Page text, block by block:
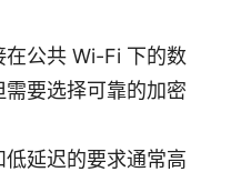
公共 Wi-Fi 下的数
要选择可靠的加密
延迟的要求通常高